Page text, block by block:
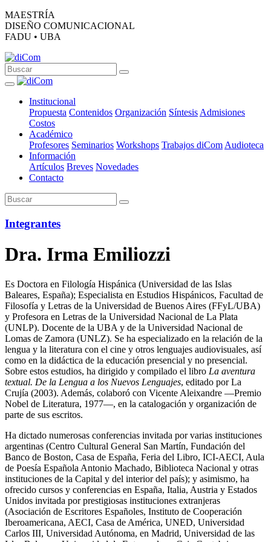
MAESTRÍA
DISEÑO COMUNICACIONAL
FADU • UBA
Institucional
Propuesta Contenidos Organización Síntesis Admisiones
Costos
Académico
Profesores Seminarios Workshops Trabajos diCom Audioteca
Información
Artículos Breves Novedades
Contacto
Integrantes
Dra. Irma Emiliozzi
Es Doctora en Filología Hispánica (Universidad de las Islas
Baleares, España); Especialista en Estudios Hispánicos, Facultad de
Filosofía y Letras de la Universidad de Buenos Aires (FFyL/UBA)
y Profesora en Letras de la Universidad Nacional de La Plata
(UNLP). Docente de la UBA y de la Universidad Nacional de
Lomas de Zamora (UNLZ). Se ha especializado en la relación de la
lengua y la literatura con el cine y otros lenguajes audiovisuales, así
como en la didáctica de la educación presencial y no presencial.
Sobre estos estudios, ha dirigido y compilado el libro La aventura
textual. De la Lengua a los Nuevos Lenguajes, editado por La
Crujía (2003). Además, colaboró con Vicente Aleixandre —Premio
Nobel de Literatura, 1977—, en la catalogación y organización de
parte de sus escritos.
Ha dictado numerosas conferencias invitada por varias instituciones
argentinas (Centro Cultural General San Martín, Fundación del
Banco de Boston, Casa de España, Feria del Libro, ICI-AECI, Aula
de Poesía Española Antonio Machado, Biblioteca Nacional y otras
instituciones de la Capital y del interior del país); y asimismo, ha
ofrecido cursos y conferencias en España, Italia, Austria y Estados
Unidos invitada por prestigiosas instituciones extranjeras
(Asociación de Escritores Españoles, Instituto de Cooperación
Iberoamericana, AECI, Casa de América, UNED, Universidad
Carlos III, Universidad Autónoma, en Madrid, Universidad de las